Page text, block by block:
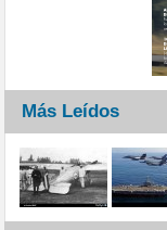
Más Leídos